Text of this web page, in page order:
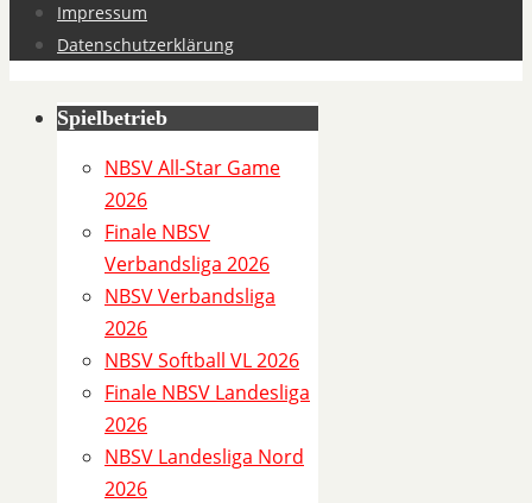
Impressum
Datenschutzerklärung
S
p
e
l
D
t
a
l
Spielbetrieb
NBSV All-Star Game
2026
Finale NBSV
Verbandsliga 2026
NBSV Verbandsliga
2026
NBSV Softball VL 2026
Finale NBSV Landesliga
2026
NBSV Landesliga Nord
2026